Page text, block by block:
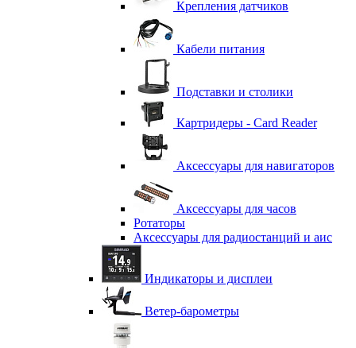
Крепления датчиков
Кабели питания
Подставки и столики
Картридеры - Card Reader
Аксессуары для навигаторов
Аксессуары для часов
Ротаторы
Аксессуары для радиостанций и аис
Индикаторы и дисплеи
Ветер-барометры